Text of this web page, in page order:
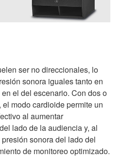
ser no direccionales, lo
sonora iguales tanto en
el del escenario. Con dos o
modo cardioide permite un
al aumentar
lado de la audiencia y, al
sonora del lado del
de monitoreo optimizado.